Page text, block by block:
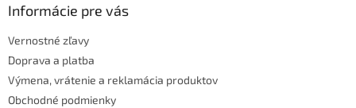
Informácie pre vás
Vernostné zľavy
Doprava a platba
Výmena, vrátenie a reklamácia produktov
Obchodné podmienky